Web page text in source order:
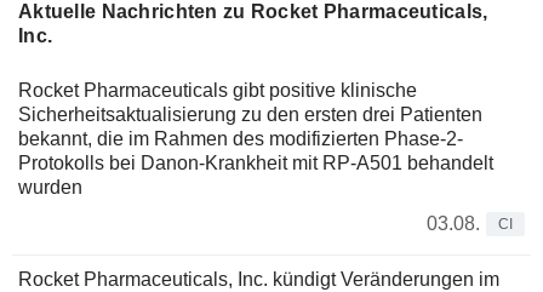
Aktuelle Nachrichten zu Rocket Pharmaceuticals,
Inc.
Rocket Pharmaceuticals gibt positive klinische
Sicherheitsaktualisierung zu den ersten drei Patienten
bekannt, die im Rahmen des modifizierten Phase-2-
Protokolls bei Danon-Krankheit mit RP-A501 behandelt
wurden
03.08.
CI
Rocket Pharmaceuticals, Inc. kündigt Veränderungen im